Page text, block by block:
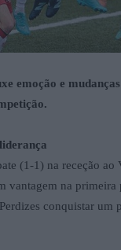
emoção e
(1-1) na receção
vantagem na
conquistar um